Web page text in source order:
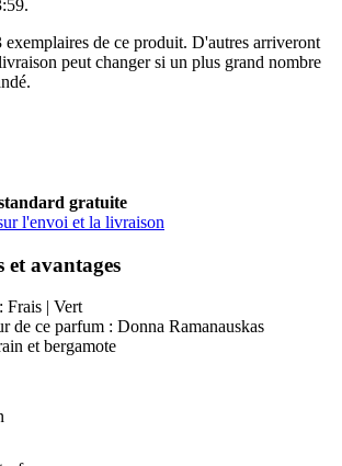
.
exemplaires de ce produit. D'autres arriveront
peut changer si un plus grand nombre
gratuite
l'envoi et la livraison
et avantages
| Vert
de ce parfum : Donna Ramanauskas
et bergamote